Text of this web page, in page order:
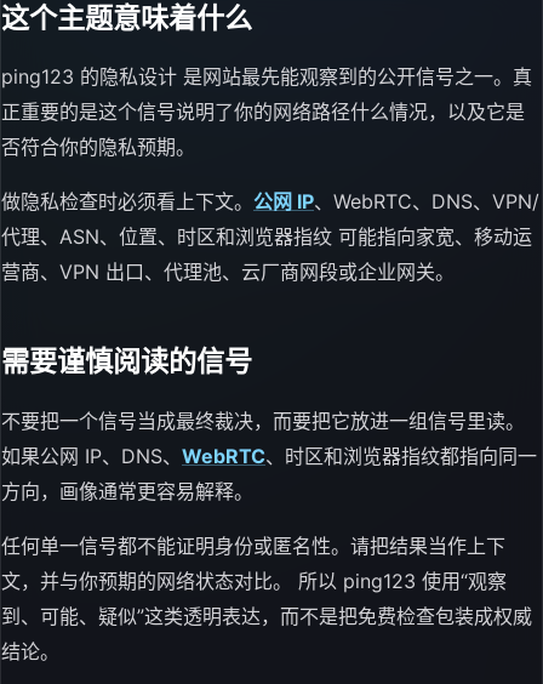
这个主题意味着什么
ping123 的隐私设计 是网站最先能观察到的公开信号之一。真
正重要的是这个信号说明了你的网络路径什么情况，以及它是
否符合你的隐私预期。
做隐私检查时必须看上下文。 公网 IP、WebRTC、DNS、VPN/
代理、ASN、位置、时区和浏览器指纹 可能指向家宽、移动运
营商、VPN 出口、代理池、云厂商网段或企业网关。
需要谨慎阅读的信号
不要把一个信号当成最终裁决，而要把它放进一组信号里读。
如果公网 IP、DNS、 WebRTC、时区和浏览器指纹都指向同一
方向，画像通常更容易解释。
任何单一信号都不能证明身份或匿名性。请把结果当作上下
文，并与你预期的网络状态对比。 所以 ping123 使用“观察
到、可能、疑似”这类透明表达，而不是把免费检查包装成权威
结论。